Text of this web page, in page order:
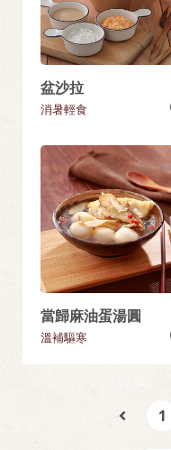
盆沙拉
消暑輕食
當歸麻油蛋湯圓
溫補驅寒
1